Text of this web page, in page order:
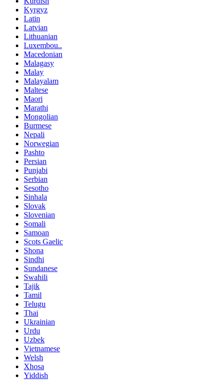
Kyrgyz
Latin
Latvian
Lithuanian
Luxembou..
Macedonian
Malagasy
Malay
Malayalam
Maltese
Maori
Marathi
Mongolian
Burmese
Nepali
Norwegian
Pashto
Persian
Punjabi
Serbian
Sesotho
Sinhala
Slovak
Slovenian
Somali
Samoan
Scots Gaelic
Shona
Sindhi
Sundanese
Swahili
Tajik
Tamil
Telugu
Thai
Ukrainian
Urdu
Uzbek
Vietnamese
Welsh
Xhosa
Yiddish